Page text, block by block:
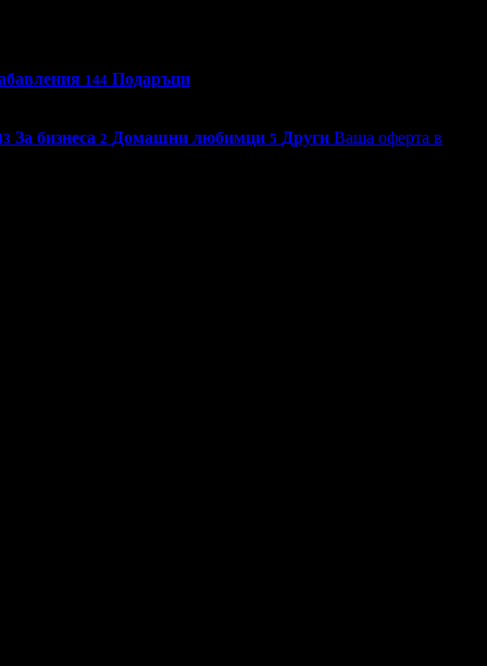
144 Подаръци
За бизнеса 2 Домашни любимци 5 Други Ваша оферта в